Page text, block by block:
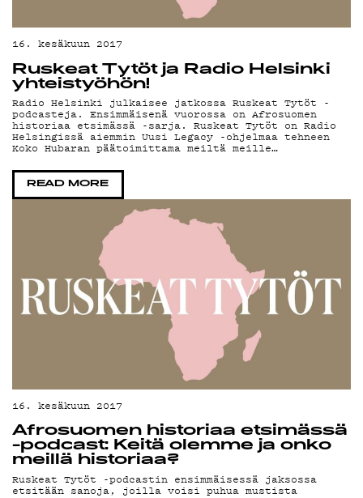
MAINOSTA
YHTEYSTIEDOT
G LIVELAB
YSTÄVÄKLUBI
TIETOSUOJA
KIRJAUDU SISÄÄN
16. kesäkuun 2017
Ruskeat Tytöt ja Radio Helsinki
yhteistyöhön!
Radio Helsinki julkaisee jatkossa Ruskeat Tytöt -
podcasteja. Ensimmäisenä vuorossa on Afrosuomen
historiaa etsimässä -sarja. Ruskeat Tytöt on Radio
Helsingissä aiemmin Uusi Legacy -ohjelmaa tehneen
Koko Hubaran päätoimittama meiltä meille…
READ MORE
16. kesäkuun 2017
Afrosuomen historiaa etsimässä
-podcast: Keitä olemme ja onko
meillä historiaa?
Ruskeat Tytöt -podcastin ensimmäisessä jaksossa
etsitään sanoja, joilla voisi puhua mustista